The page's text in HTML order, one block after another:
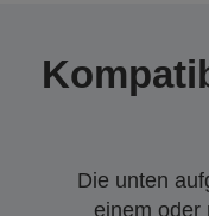
Die unten
einem oder